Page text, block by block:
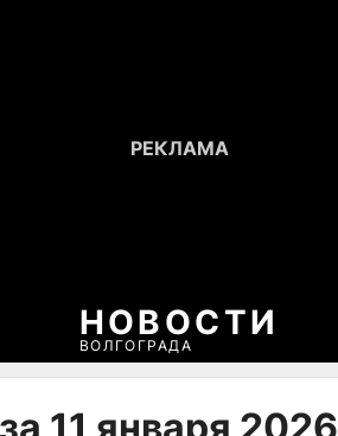
НОВОСТИ
ВОЛГОГРАДА